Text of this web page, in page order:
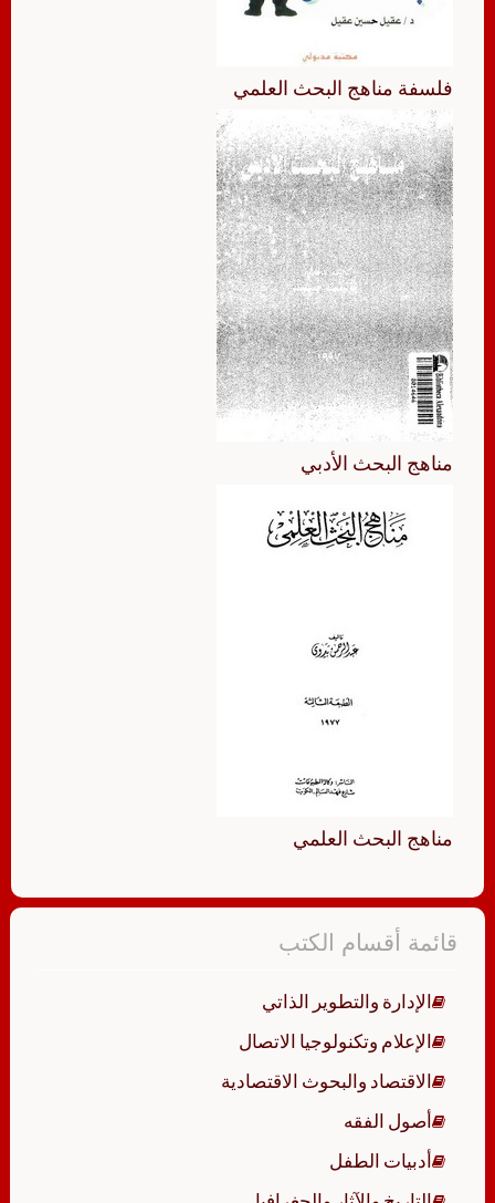
فلسفة مناهج البحث العلمي
مناهج البحث الأدبي
مناهج البحث العلمي
قائمة أقسام الكتب
الإدارة والتطوير الذاتي
الإعلام وتكنولوجيا الاتصال
الاقتصاد والبحوث الاقتصادية
أصول الفقه
أدبيات الطفل